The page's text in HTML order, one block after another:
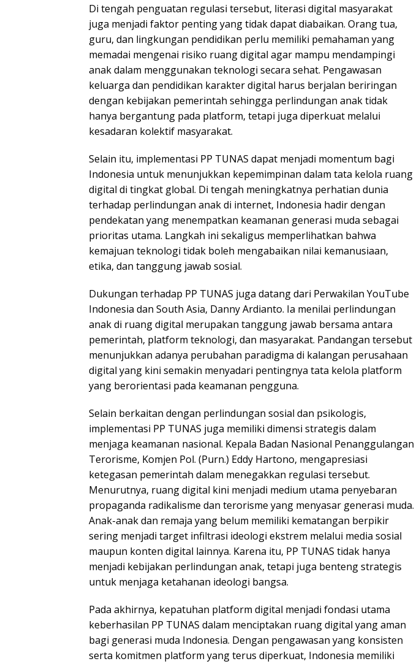
Di tengah penguatan regulasi tersebut, literasi digital masyarakat
juga menjadi faktor penting yang tidak dapat diabaikan. Orang tua,
guru, dan lingkungan pendidikan perlu memiliki pemahaman yang
memadai mengenai risiko ruang digital agar mampu mendampingi
anak dalam menggunakan teknologi secara sehat. Pengawasan
keluarga dan pendidikan karakter digital harus berjalan beriringan
dengan kebijakan pemerintah sehingga perlindungan anak tidak
hanya bergantung pada platform, tetapi juga diperkuat melalui
kesadaran kolektif masyarakat.
Selain itu, implementasi PP TUNAS dapat menjadi momentum bagi
Indonesia untuk menunjukkan kepemimpinan dalam tata kelola ruang
digital di tingkat global. Di tengah meningkatnya perhatian dunia
terhadap perlindungan anak di internet, Indonesia hadir dengan
pendekatan yang menempatkan keamanan generasi muda sebagai
prioritas utama. Langkah ini sekaligus memperlihatkan bahwa
kemajuan teknologi tidak boleh mengabaikan nilai kemanusiaan,
etika, dan tanggung jawab sosial.
Dukungan terhadap PP TUNAS juga datang dari Perwakilan YouTube
Indonesia dan South Asia, Danny Ardianto. Ia menilai perlindungan
anak di ruang digital merupakan tanggung jawab bersama antara
pemerintah, platform teknologi, dan masyarakat. Pandangan tersebut
menunjukkan adanya perubahan paradigma di kalangan perusahaan
digital yang kini semakin menyadari pentingnya tata kelola platform
yang berorientasi pada keamanan pengguna.
Selain berkaitan dengan perlindungan sosial dan psikologis,
implementasi PP TUNAS juga memiliki dimensi strategis dalam
menjaga keamanan nasional. Kepala Badan Nasional Penanggulangan
Terorisme, Komjen Pol. (Purn.) Eddy Hartono, mengapresiasi
ketegasan pemerintah dalam menegakkan regulasi tersebut.
Menurutnya, ruang digital kini menjadi medium utama penyebaran
propaganda radikalisme dan terorisme yang menyasar generasi muda.
Anak-anak dan remaja yang belum memiliki kematangan berpikir
sering menjadi target infiltrasi ideologi ekstrem melalui media sosial
maupun konten digital lainnya. Karena itu, PP TUNAS tidak hanya
menjadi kebijakan perlindungan anak, tetapi juga benteng strategis
untuk menjaga ketahanan ideologi bangsa.
Pada akhirnya, kepatuhan platform digital menjadi fondasi utama
keberhasilan PP TUNAS dalam menciptakan ruang digital yang aman
bagi generasi muda Indonesia. Dengan pengawasan yang konsisten
serta komitmen platform yang terus diperkuat, Indonesia memiliki